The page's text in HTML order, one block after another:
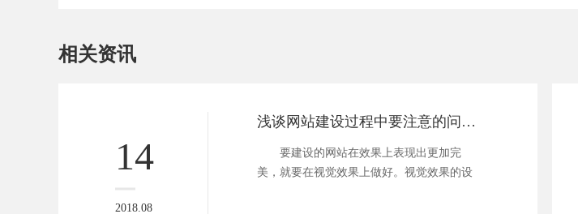
相关资讯
14
2018.08
浅谈网站建设过程中要注意的问题？
要建设的网站在效果上表现出更加完
美，就要在视觉效果上做好。视觉效果的设